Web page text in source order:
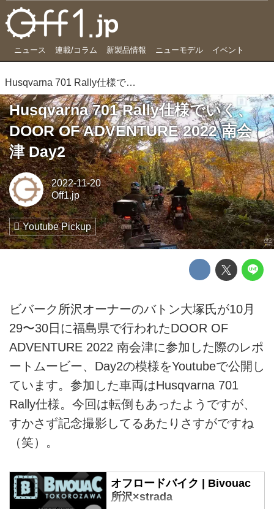
ニュース 連載/コラム 新製品情報 ニューモデル イベント
Husqvarna 701 Rally仕様でいく、DOOR OF ADVENTURE 2022 南会津 Day2
Husqvarna 701 Rally仕様でいく、
DOOR OF ADVENTURE 2022 南会
津 Day2
2022-11-20
Off1.jp
Youtube Pickup
ビバーク所沢オーナーのバトン大塚氏が10月
29〜30日に福島県で行われたDOOR OF
ADVENTURE 2022 南会津に参加した際のレポ
ートムービー、Day2の模様をYoutubeで公開し
ています。参加した車両はHusqvarna 701
Rally仕様。今回は転倒もあったようですが、
すかさず記念撮影してるあたりさすがですね
（笑）。
オフロードバイク | Bivouac
所沢×strada